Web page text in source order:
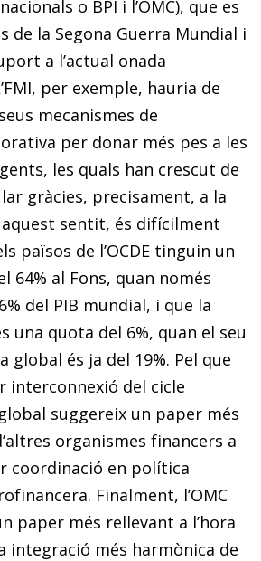
o BPI i l’OMC), que es
de la Segona Guerra Mundial i
a l’actual onada
per exemple, hauria de
mecanismes de
per donar més pes a les
les quals han crescut de
gràcies, precisament, a la
sentit, és difícilment
països de l’OCDE tinguin un
64% al Fons, quan només
del PIB mundial, i que la
una quota del 6%, quan el seu
global és ja del 19%. Pel que
interconnexió del cicle
suggereix un paper més
organismes financers a
coordinació en política
Finalment, l’OMC
paper més rellevant a l’hora
integració més harmònica de